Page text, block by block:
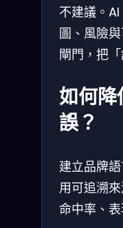
不建議。
圖、風險
閘門，把
如何降
誤？
建立品牌
用可追溯
命中率、